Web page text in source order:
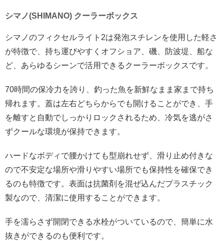
シマノ(SHIMANO) クーラーボックス
シマノのフィクセルライト2は発泡スチレンを使用した軽さ
が特徴で、持ち運びやすくオフショア、磯、防波堤、船な
ど、あらゆるシーンで活用できるクーラーボックスです。
70時間の保冷力を誇り、釣った魚を新鮮なまま家まで持ち
帰れます。蓋は左右どちらからでも開けることができ、手
を離すと自動でしっかりロックされるため、冷気を逃がさ
ずクールな環境が保持できます。
ハードなボディで腰かけても型崩れせず、滑り止め付きな
ので不安定な場所や滑りやすい場所でも保持性を確保でき
るのも特徴です。表面は抗菌剤を混ぜ込んだプラスチック
製なので、清潔に使用することができます。
手を濡らさず開閉できる水栓がついているので、簡単に水
抜きができるのも便利です。